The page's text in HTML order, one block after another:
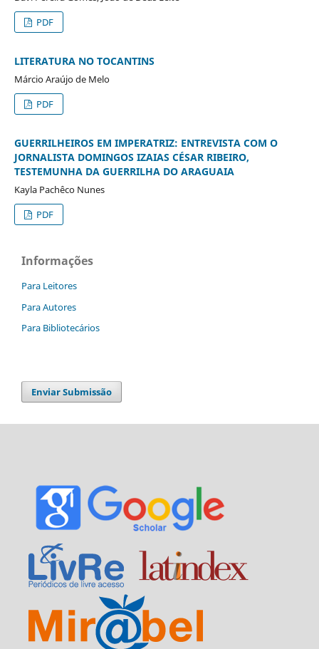
PDF
LITERATURA NO TOCANTINS
Márcio Araújo de Melo
PDF
GUERRILHEIROS EM IMPERATRIZ: ENTREVISTA COM O
JORNALISTA DOMINGOS IZAIAS CÉSAR RIBEIRO,
TESTEMUNHA DA GUERRILHA DO ARAGUAIA
Kayla Pachêco Nunes
PDF
Informações
Para Leitores
Para Autores
Para Bibliotecários
Enviar Submissão